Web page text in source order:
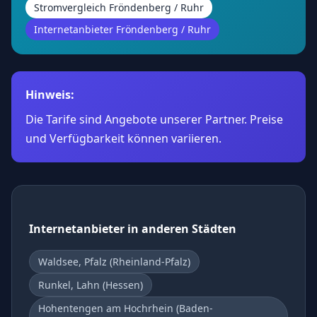
Stromvergleich Fröndenberg / Ruhr
Internetanbieter Fröndenberg / Ruhr
Hinweis:
Die Tarife sind Angebote unserer Partner. Preise
und Verfügbarkeit können variieren.
Internetanbieter in anderen Städten
Waldsee, Pfalz (Rheinland-Pfalz)
Runkel, Lahn (Hessen)
Hohentengen am Hochrhein (Baden-